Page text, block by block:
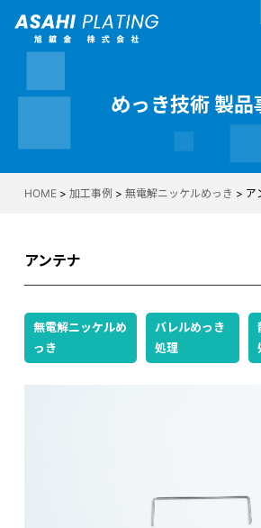
めっき技術 製品
HOME> 加工事例 > 無電解ニッケルめっき > ア
アンテナ
無電解ニッケルめ
っき
バレルめっき
処理